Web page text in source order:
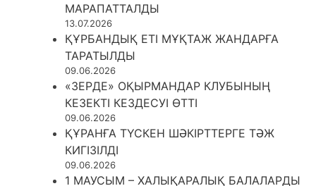
МАРАПАТТАЛДЫ
13.07.2026
ҚҰРБАНДЫҚ ЕТІ МҰҚТАЖ ЖАНДАРҒА
ТАРАТЫЛДЫ
09.06.2026
«ЗЕРДЕ» ОҚЫРМАНДАР КЛУБЫНЫҢ
КЕЗЕКТІ КЕЗДЕСУІ ӨТТІ
09.06.2026
ҚҰРАНҒА ТҮСКЕН ШӘКІРТТЕРГЕ ТӘЖ
КИГІЗІЛДІ
09.06.2026
1 МАУСЫМ – ХАЛЫҚАРАЛЫҚ БАЛАЛАРДЫ